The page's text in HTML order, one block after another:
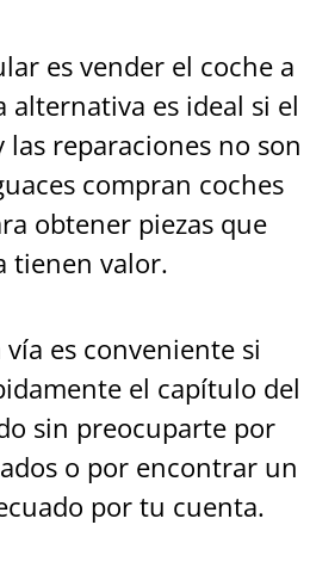
es vender el coche a
alternativa es ideal si el
las reparaciones no son
compran coches
obtener piezas que
tienen valor.
es conveniente si
el capítulo del
sin preocuparte por
o por encontrar un
por tu cuenta.